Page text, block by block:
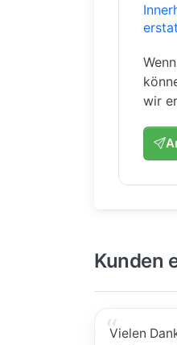
wir
Kunden
Vielen